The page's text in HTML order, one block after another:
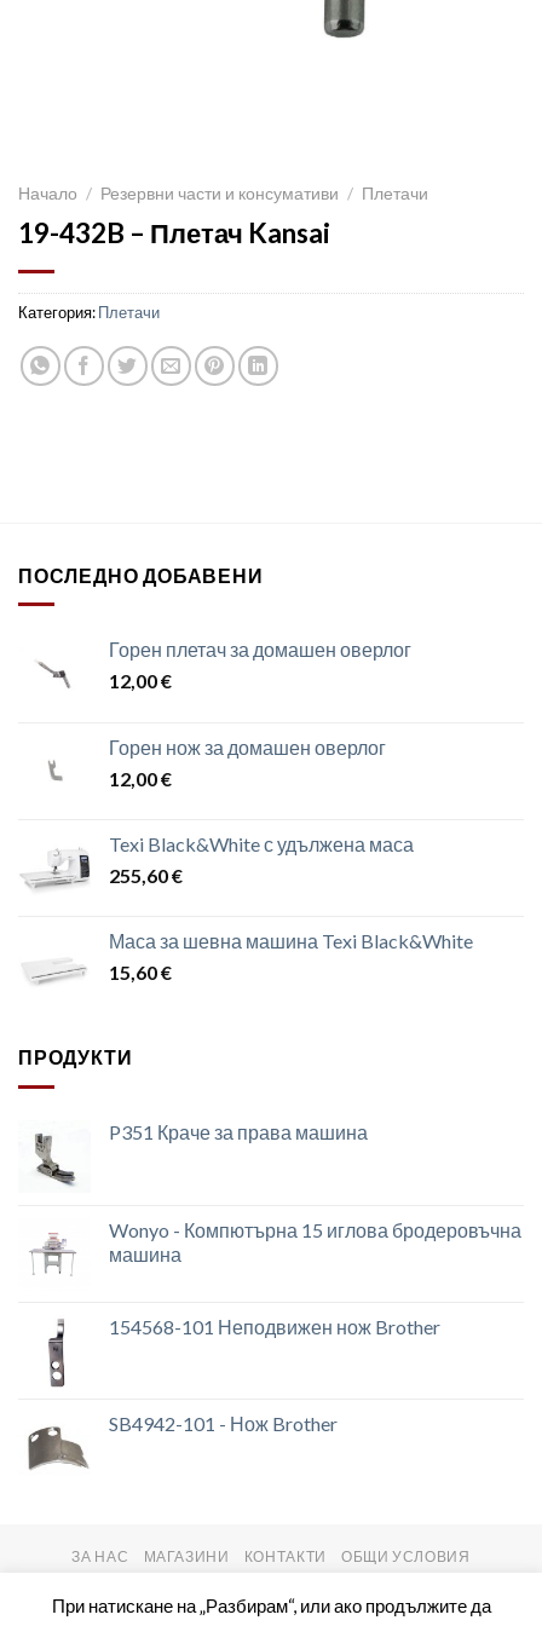
Начало / Резервни части и консумативи / Плетачи
19-432B – Плетач Kansai
Категория:Плетачи
ПОСЛЕДНО ДОБАВЕНИ
Горен плетач за домашен оверлог
12,00€
Горен нож за домашен оверлог
12,00€
Texi Black&White с удължена маса
255,60€
Маса за шевна машина Texi Black&White
15,60€
ПРОДУКТИ
P351 Краче за права машина
Wonyo - Компютърна 15 иглова бродеровъчна
машина
154568-101 Неподвижен нож Brother
SB4942-101 - Нож Brother
ЗА НАС МАГАЗИНИ КОНТАКТИ ОБЩИ УСЛОВИЯ
При натискане на „Разбирам“, или ако продължите да